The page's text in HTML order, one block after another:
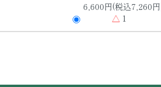
6,600円(税込7,260
△ 1